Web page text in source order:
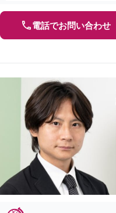
電話でお問い合わせ